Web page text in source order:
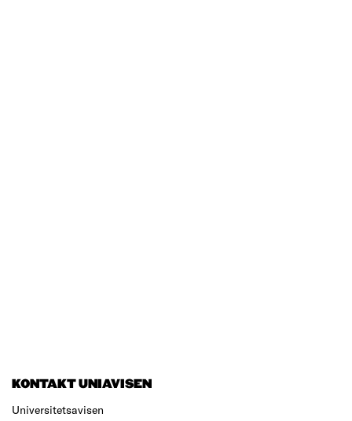
KONTAKT UNIAVISEN
Universitetsavisen